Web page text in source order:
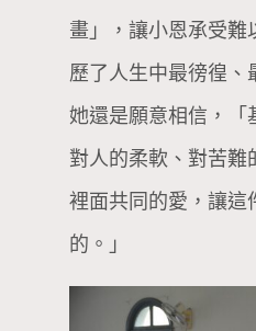
畫」，讓小恩承受難
歷了人生中最徬徨、
她還是願意相信，「
對人的柔軟、對苦難
裡面共同的愛，讓這
的。」